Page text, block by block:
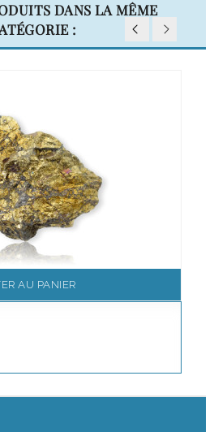
DANS LA MÊME
:
AU PANIER